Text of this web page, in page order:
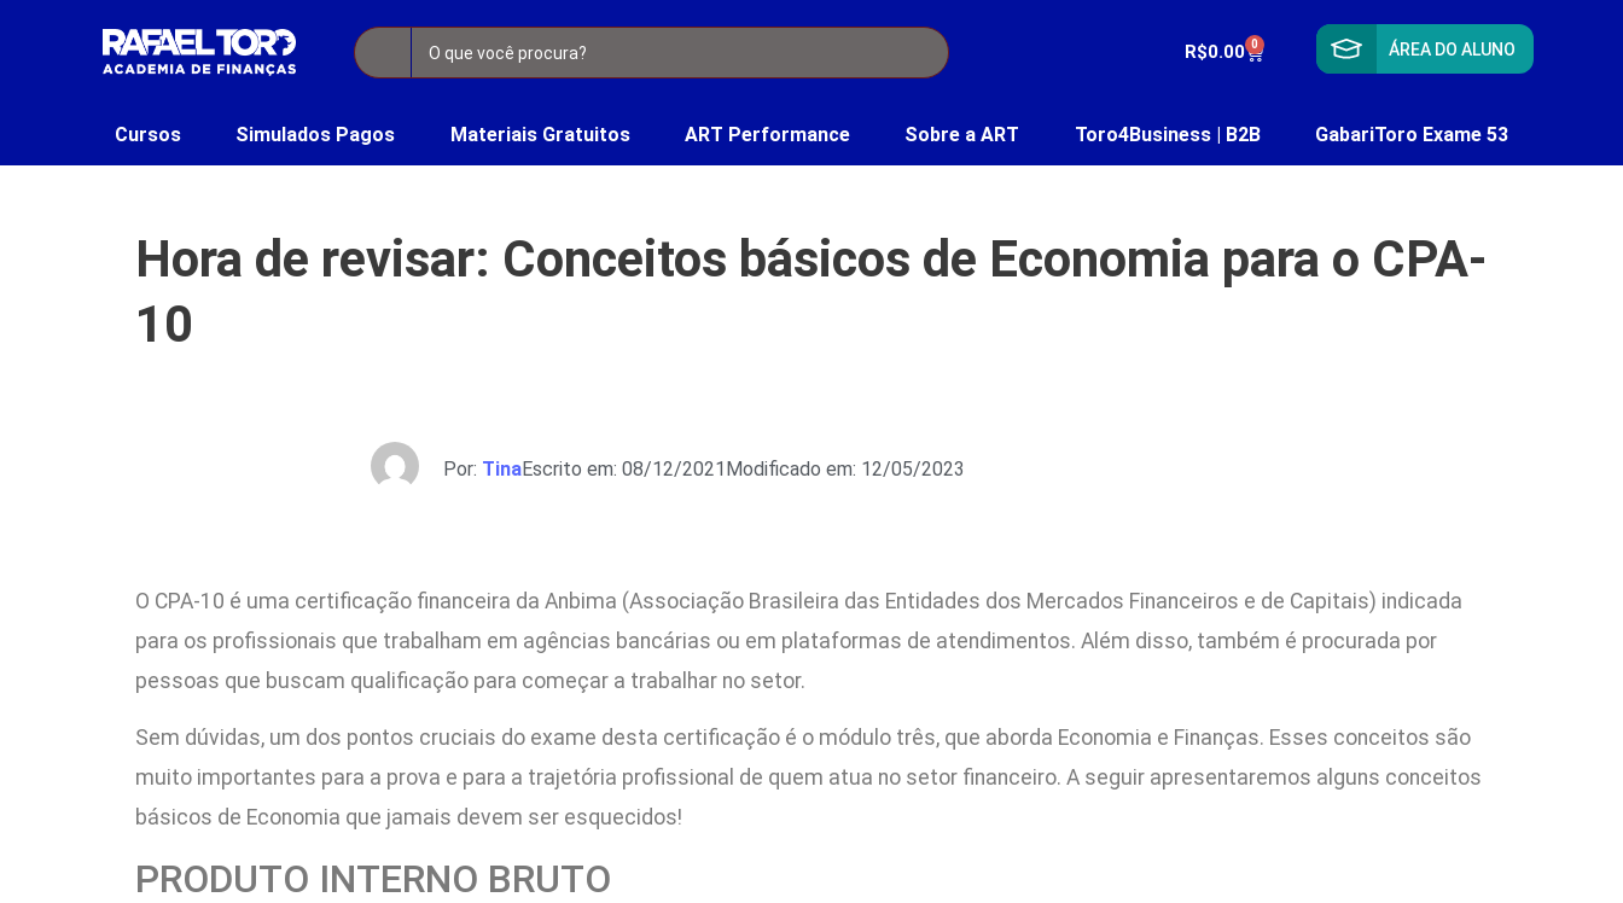
R$0.00 0 ÁREA DO ALUNO
Cursos Simulados Pagos Materiais Gratuitos ART Performance Sobre a ART Toro4Business | B2B GabariToro Exame 53
Hora de revisar: Conceitos básicos de Economia para o CPA-
10
Por: TinaEscrito em: 08/12/2021Modificado em: 12/05/2023
O CPA-10 é uma certificação financeira da Anbima (Associação Brasileira das Entidades dos Mercados Financeiros e de Capitais) indicada
para os profissionais que trabalham em agências bancárias ou em plataformas de atendimentos. Além disso, também é procurada por
pessoas que buscam qualificação para começar a trabalhar no setor.
Sem dúvidas, um dos pontos cruciais do exame desta certificação é o módulo três, que aborda Economia e Finanças. Esses conceitos são
muito importantes para a prova e para a trajetória profissional de quem atua no setor financeiro. A seguir apresentaremos alguns conceitos
básicos de Economia que jamais devem ser esquecidos!
PRODUTO INTERNO BRUTO